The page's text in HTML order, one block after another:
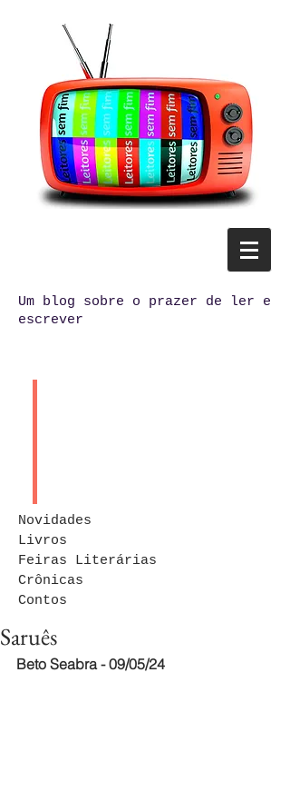
Um blog sobre o prazer de ler e
escrever
Novidades
Livros
Feiras Literárias
Crônicas
Contos
Saruês
Beto Seabra - 09/05/24